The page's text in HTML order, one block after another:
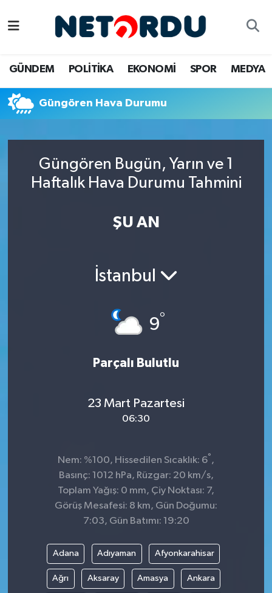
GÜNDEM POLİTİKA EKONOMİ SPOR MEDYA
Güngören Hava Durumu
Güngören Bugün, Yarın ve 1
Haftalık Hava Durumu Tahmini
ŞU AN
İstanbul
9°
Parçalı Bulutlu
23 Mart Pazartesi
06:30
Nem: %100, Hissedilen Sıcaklık: 6° ,
Basınç: 1012 hPa, Rüzgar: 20 km/s,
Toplam Yağış: 0 mm, Çiy Noktası: 7,
Görüş Mesafesi: 8 km, Gün Doğumu:
7:03, Gün Batımı: 19:20
Adana Adıyaman Afyonkarahisar
Ağrı Aksaray Amasya Ankara
DÜNYA
EĞİTİM
EKONOMİ
POLİTİKA
RÖPORTAJ
SAĞLIK
SPOR
Namaz Vakitleri
Trafik Durumu
Süper Lig Puan Durumu ve Fikstür
Son Dakika Haberleri